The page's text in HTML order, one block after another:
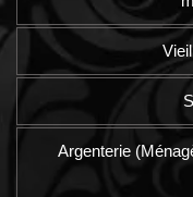
Argenterie